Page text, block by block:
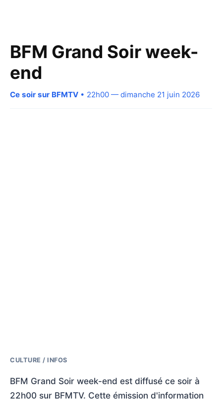
BFM Grand Soir week-
end
Ce soir sur BFMTV • 22h00 — dimanche 21 juin 2026
CULTURE / INFOS
BFM Grand Soir week-end est diffusé ce soir à
22h00 sur BFMTV. Cette émission d'information